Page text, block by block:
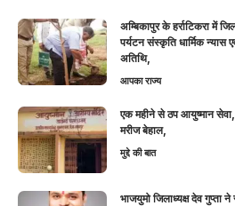
अम्बिकापुर के हर्राटिकरा में
पर्यटन संस्कृति धार्मिक न्यास
अतिथि,
आपका राज्य
एक महीने से ठप आयुष्मान
मरीज बेहाल,
मुद्दे की बात
भाजयुमो जिलाध्यक्ष देव गुप्ता